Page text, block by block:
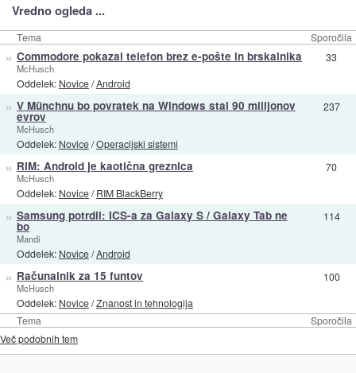
Vredno ogleda ...
Tema Sporočila
Tema Sporočila
» Commodore pokazal telefon brez e-pošte in brskalnika
McHusch
Oddelek: Novice/Android
33
» V Münchnu bo povratek na Windows stal 90 milijonov
evrov
McHusch
Oddelek: Novice/Operacijski sistemi
237
» RIM: Android je kaotična greznica
McHusch
Oddelek: Novice/RIM BlackBerry
70
» Samsung potrdil: ICS-a za Galaxy S / Galaxy Tab ne
bo
Mandi
Oddelek: Novice/Android
114
» Računalnik za 15 funtov
McHusch
Oddelek: Novice/Znanost in tehnologija
100
Več podobnih tem